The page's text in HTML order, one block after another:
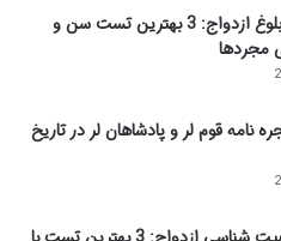
ی
تست آنلاین بلوغ ازدواج: 3 بهترین تست سن و
مجردها
نامه قوم لر و پادشاهان لر در تاریخ